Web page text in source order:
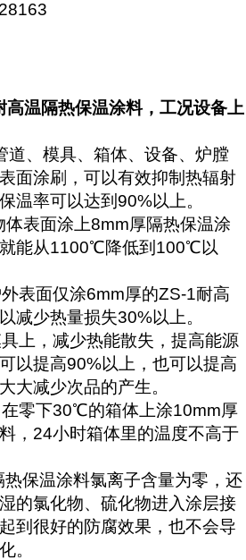
温隔热保温涂料，工况设备上
、模具、箱体、设备、炉膛
面涂刷，可以有效抑制热辐射
温率可以达到90%以上。
表面涂上8mm厚隔热保温涂
能从1100℃降低到100℃以
表面仅涂6mm厚的ZS-1耐高
减少热量损失30%以上。
上，减少热能散失，提高能源
以提高90%以上，也可以提高
大减少次品的产生。
零下30℃的箱体上涂10mm厚
，24小时箱体里的温度不高于
保温涂料氯离子含量为零，还
的氯化物、硫化物进入涂层接
到很好的防腐效果，也不会导
。